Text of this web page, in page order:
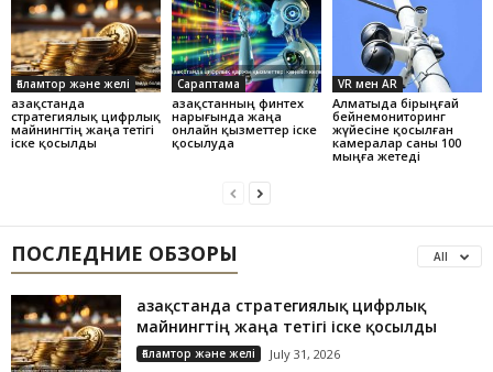
Ғаламтор және желі
Қазақстанда
стратегиялық цифрлық
майнингтің жаңа тетігі
іске қосылды
Сараптама
Қазақстанның финтех
нарығында жаңа
онлайн қызметтер іске
қосылуда
VR мен AR
Алматыда бірыңғай
бейнемониторинг
жүйесіне қосылған
камералар саны 100
мыңға жетеді
ПОСЛЕДНИЕ ОБЗОРЫ All
Қазақстанда стратегиялық цифрлық
майнингтің жаңа тетігі іске қосылды
Ғаламтор және желі July 31, 2026